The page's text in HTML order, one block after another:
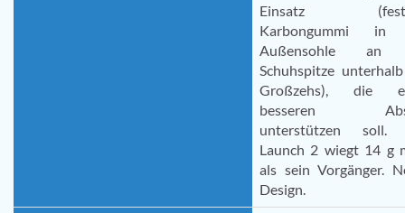
Einsatz
Karbongummi in
Außensohle an
Schuhspitze
Großzehs), die
besseren
unterstützen soll.
Launch 2 wiegt 14 g
als sein Vorgänger.
Design.